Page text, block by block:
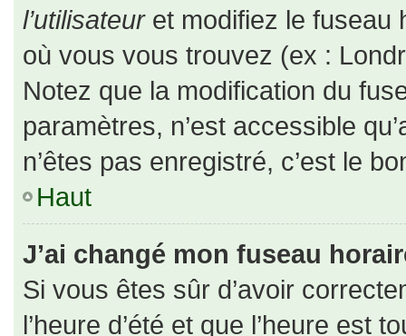
l’utilisateuret modifiez le fuseau
où vous vous trouvez (ex :
Notez que la modification du
paramètres, n’est accessible
n’êtes pas enregistré, c’est le
Haut
J’ai changé mon fuseau
Si vous êtes sûr d’avoir
l’heure d’été et que l’heure est